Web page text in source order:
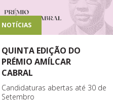
NOTÍCIAS
QUINTA EDIÇÃO DO
PRÉMIO AMÍLCAR
CABRAL
Candidaturas abertas até 30 de
Setembro